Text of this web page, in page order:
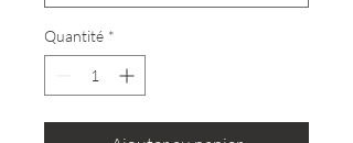
Quantité *